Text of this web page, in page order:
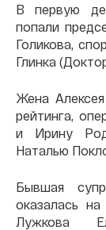
В первую
попали
Голикова,
Глинка
Жена
рейтинга,
и Ирину
Наталью
Бывшая
оказалась
Лужкова